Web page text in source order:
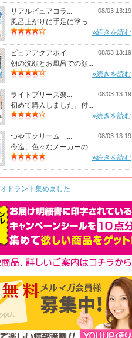
リアルピュアコラ... 08/03 13:19
風呂上がりに手足に塗っ...
»続きを読む
ピュアアクアホイ... 08/03 13:19
朝の洗顔とお風呂での顔...
»続きを読む
ライトブリーズ楽... 08/03 13:19
初めて購入しました。付...
»続きを読む
つや玉クリーム ... 08/03 13:19
今迄、色々なメーカーの...
»続きを読む